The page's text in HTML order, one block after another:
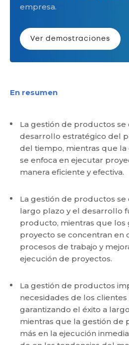
empresa.
Ver demostraciones
En resumen
La gestión de productos se
desarrollo estratégico del
del tiempo, mientras que
se enfoca en ejecutar
manera eficiente y efectiva.
La gestión de productos se
largo plazo y el desarrollo
producto, mientras que los
proyecto se concentran en
procesos de trabajo y
ejecución de proyectos.
La gestión de productos
necesidades de los
garantizando el éxito a
mientras que la gestión de
más en la ejecución